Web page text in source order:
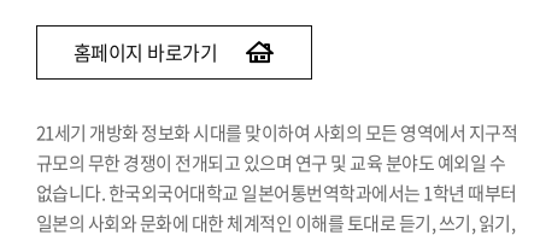
홈페이지 바로가기
21세기 개방화 정보화 시대를 맞이하여 사회의 모든 영역에서 지구적
규모의 무한 경쟁이 전개되고 있으며 연구 및 교육 분야도 예외일 수
없습니다. 한국외국어대학교 일본어통번역학과에서는 1학년 때부터
일본의 사회와 문화에 대한 체계적인 이해를 토대로 듣기, 쓰기, 읽기,